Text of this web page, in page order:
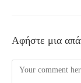
Αφήστε μια
Comment